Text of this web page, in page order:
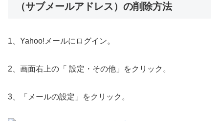
（サブメールアドレス）の削除方法
1、Yahoo!メールにログイン。
2、画面右上の「 設定・その他」をクリック。
3、「メールの設定」をクリック。